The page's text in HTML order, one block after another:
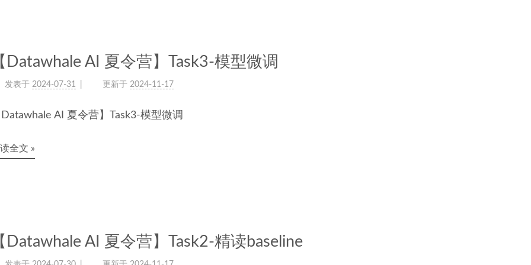
Datawhale AI 夏令营】Task3-模型微调
发表于 2024-07-31 更新于 2024-11-17
Datawhale AI 夏令营】Task3-模型微调
全文 »
Datawhale AI 夏令营】Task2-精读baseline